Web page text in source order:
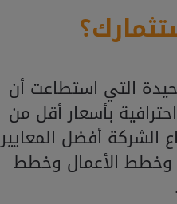
التي استطاعت أن
بأسعار أقل من
الشركة أفضل المعايير
وخطط الأعمال وخطط